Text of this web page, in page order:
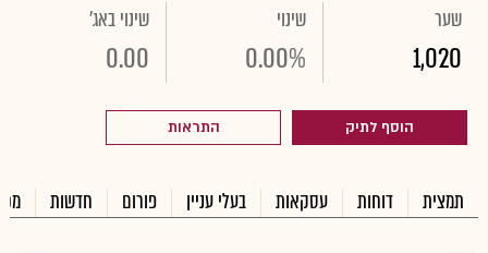
שער
1,020
שינוי
0.00%
שינוי באג'
0.00
הוסף לתיק התראות
תמצית דוחות עסקאות בעלי עניין פורום חדשות